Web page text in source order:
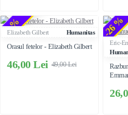
-6 %
Elizabeth Gilbert
Humanitas
Orasul fetelor - Elizabeth Gilbert
46,00 Lei 49,00 Lei
-26 %
Eric-